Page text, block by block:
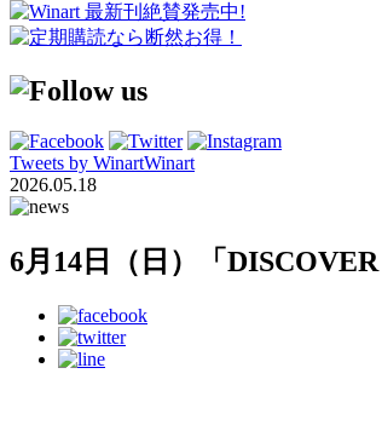
Tweets by WinartWinart
2026.05.18
6月14日（日）「